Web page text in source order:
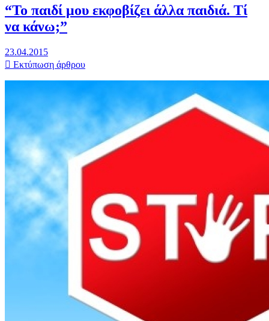
“To παιδί μου εκφοβίζει άλλα παιδιά. Τί
να κάνω;”
23.04.2015
Εκτύπωση άρθρου